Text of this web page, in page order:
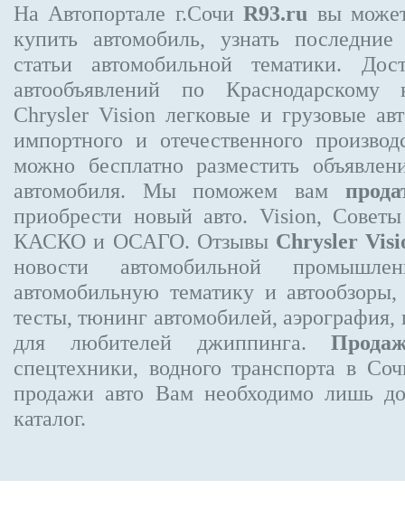
На Автопортале г.СочиR93.ru вы
купить автомобиль, узнать
статьи автомобильной тематики.
автообъявлений по
Chrysler Vision легковые и грузовые
импортного и отечественного
можно бесплатно разместить
автомобиля. Мы поможем вам
приобрести новый авто. Vision,
КАСКО и ОСАГО. Отзывы Chrysler
новости автомобильной
автомобильную тематику и
тесты, тюнинг автомобилей,
для любителей джиппинга.
спецтехники, водного транспорта в
продажи авто Вам необходимо лишь
каталог.